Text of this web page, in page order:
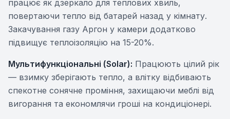
працює як дзеркало для теплових хвиль,
повертаючи тепло від батарей назад у кімнату.
Закачування газу Аргон у камери додатково
підвищує теплоізоляцію на 15-20%.
Мультифункціональні (Solar): Працюють цілий рік
— взимку зберігають тепло, а влітку відбивають
спекотне сонячне проміння, захищаючи меблі від
вигорання та економлячи гроші на кондиціонері.